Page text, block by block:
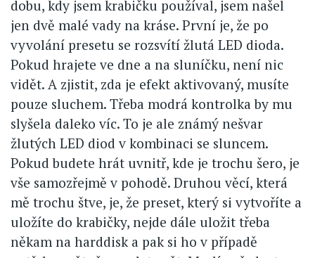
dobu, kdy jsem krabičku používal, jsem našel
jen dvě malé vady na kráse. První je, že po
vyvolání presetu se rozsvítí žlutá LED dioda.
Pokud hrajete ve dne a na sluníčku, není nic
vidět. A zjistit, zda je efekt aktivovaný, musíte
pouze sluchem. Třeba modrá kontrolka by mu
slyšela daleko víc. To je ale známý nešvar
žlutých LED diod v kombinaci se sluncem.
Pokud budete hrát uvnitř, kde je trochu šero, je
vše samozřejmě v pohodě. Druhou věcí, která
mě trochu štve, je, že preset, který si vytvoříte a
uložíte do krabičky, nejde dále uložit třeba
někam na harddisk a pak si ho v případě